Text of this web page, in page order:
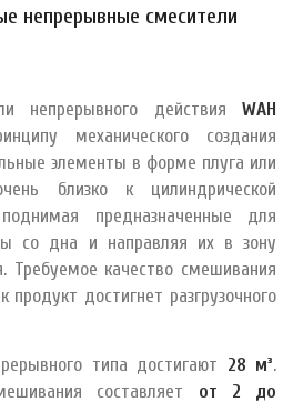
непрерывные смесители
непрерывного действия WAH
механического создания
элементы в форме плуга или
близко к цилиндрической
предназначенные для
со дна и направляя их в зону
Требуемое качество смешивания
продукт достигнет разгрузочного
типа достигают 28 м³.
составляет от 2 до